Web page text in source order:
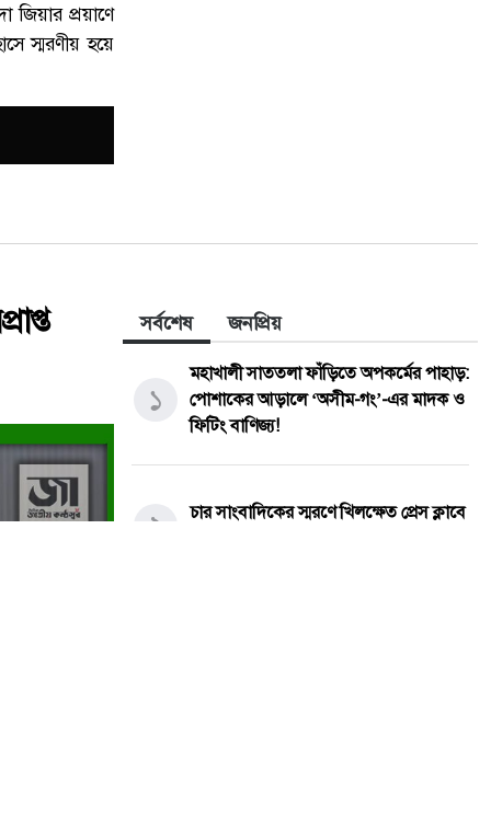
জিয়ার প্রয়াণে
স্মরণীয় হয়ে
সর্বশেষ জনপ্রিয়
১
মহাখালী সাততলা ফাঁড়িতে অপকর্মের পাহাড়:
পোশাকের আড়ালে ‘অসীম-গং’-এর মাদক ও
ফিটিং বাণিজ্য!
২
চার সাংবাদিকের স্মরণে খিলক্ষেত প্রেস ক্লাবে